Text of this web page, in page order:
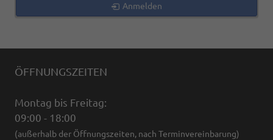
Anmelden
ÖFFNUNGSZEITEN
Montag bis Freitag:
09:00 - 18:00
(außerhalb der Öffnungszeiten, nach Terminvereinbarung)